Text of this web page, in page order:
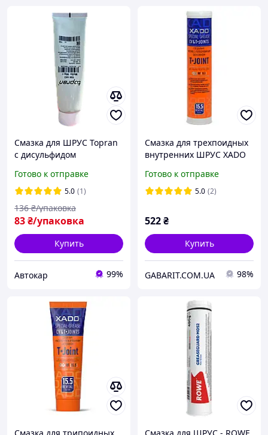
Смазка для ШРУС Topran
с дисульфидом
104443
Готово к отправке
5.0 (1)
83₴/упаковка
136 ₴/упаковка
Купить
Автокар 99%
Смазка для трехпоидных
внутренних ШРУС XADO
30044
Готово к отправке
5.0 (2)
522₴
Купить
GABARIT.COM.UA 98%